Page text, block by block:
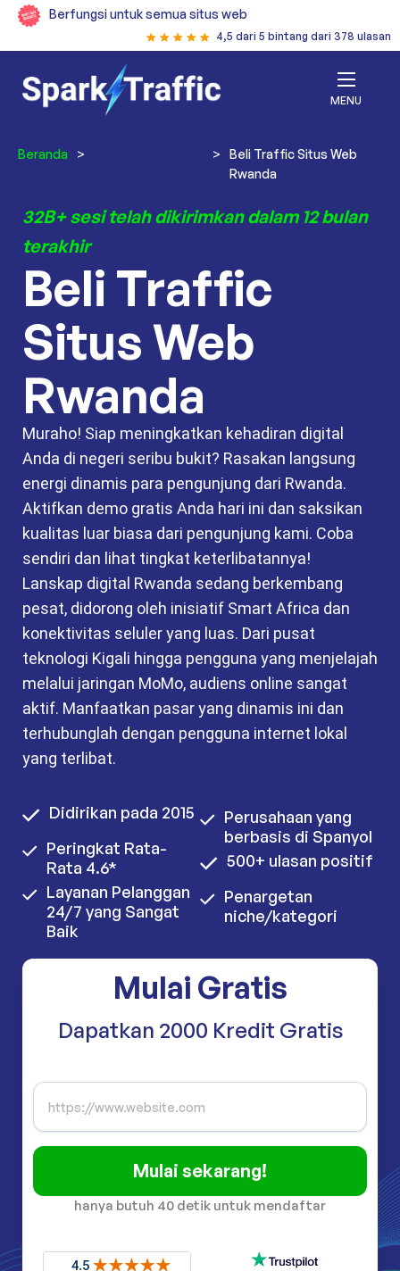
Berfungsi untuk semua situs web
4,5 dari 5 bintang dari 378 ulasan
MENU
Beranda > >
Beli Traffic Situs Web
Rwanda
32B+ sesi telah dikirimkan dalam 12 bulan
terakhir
Beli Traffic
Situs Web
Rwanda
Muraho! Siap meningkatkan kehadiran digital
Anda di negeri seribu bukit? Rasakan langsung
energi dinamis para pengunjung dari Rwanda.
Aktifkan demo gratis Anda hari ini dan saksikan
kualitas luar biasa dari pengunjung kami. Coba
sendiri dan lihat tingkat keterlibatannya!
Lanskap digital Rwanda sedang berkembang
pesat, didorong oleh inisiatif Smart Africa dan
konektivitas seluler yang luas. Dari pusat
teknologi Kigali hingga pengguna yang menjelajah
melalui jaringan MoMo, audiens online sangat
aktif. Manfaatkan pasar yang dinamis ini dan
terhubunglah dengan pengguna internet lokal
yang terlibat.
Didirikan pada 2015
Peringkat Rata-
Rata 4.6*
Layanan Pelanggan
24/7 yang Sangat
Baik
Perusahaan yang
berbasis di Spanyol
500+ ulasan positif
Penargetan
niche/kategori
Mulai Gratis
Dapatkan 2000 Kredit Gratis
Mulai sekarang!
hanya butuh 40 detik untuk mendaftar